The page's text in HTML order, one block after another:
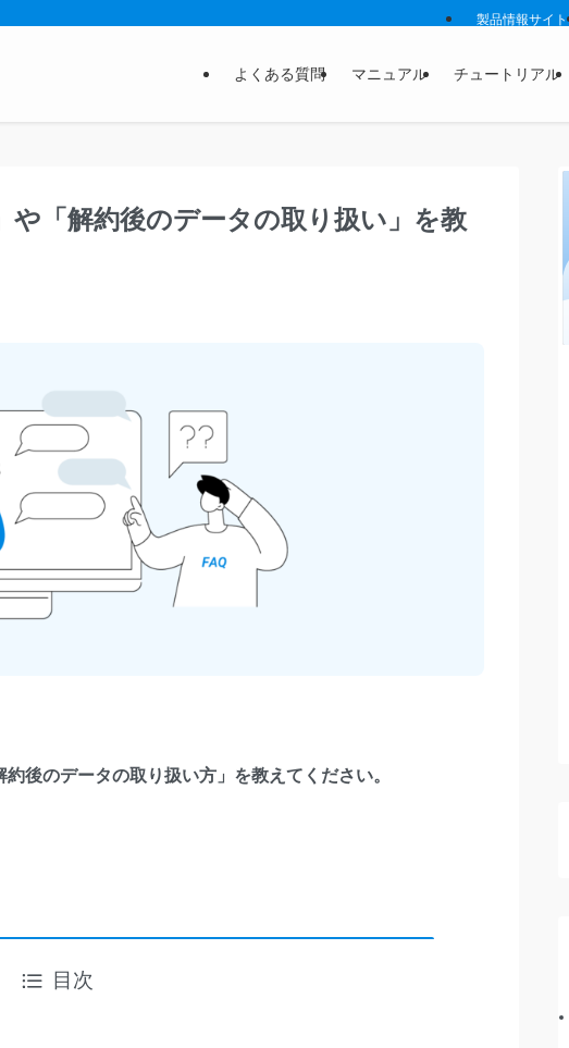
よくある質問 マニュアル チュートリアル
製品情報サイト
「解約後のデータの取り扱い」を教
後のデータの取り扱い方」を教えてください。
目次